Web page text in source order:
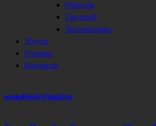
Обогрев
Гардероб
Тепловизоры
Услуги
Отзывы
Контакты
sound4eck@mail.ru